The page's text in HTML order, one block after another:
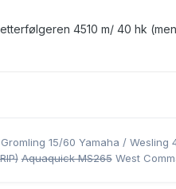
4510 m/ 40 hk
15/60 Yamaha / Wesling
Aquaquick MS265West